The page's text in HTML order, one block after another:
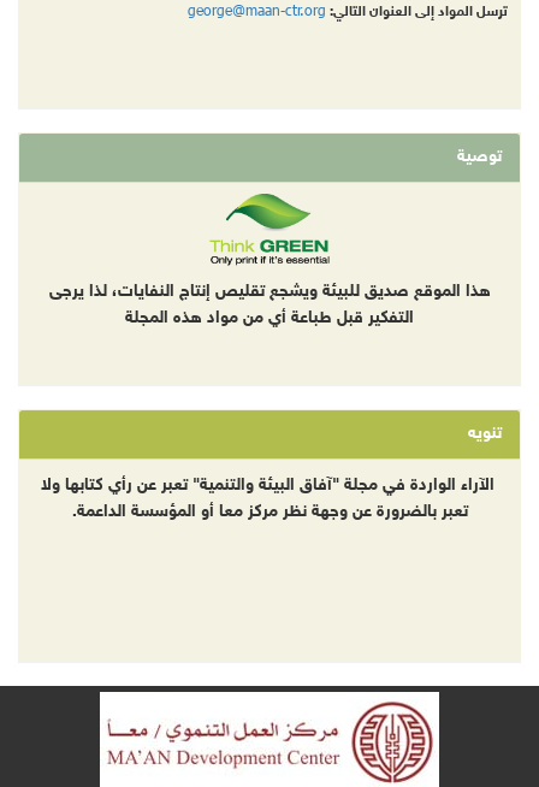
ترسل المواد إلى العنوان التالي: george@maan-ctr.org
توصية
هذا الموقع صديق للبيئة ويشجع تقليص إنتاج النفايات، لذا يرجى
التفكير قبل طباعة أي من مواد هذه المجلة
تنويه
الآراء الواردة في مجلة "آفاق البيئة والتنمية" تعبر عن رأي كتابها ولا
تعبر بالضرورة عن وجهة نظر مركز معا أو المؤسسة الداعمة.